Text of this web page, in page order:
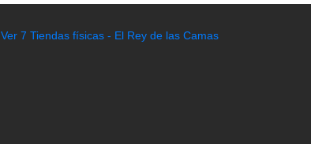
Ver 7 Tiendas físicas - El Rey de las Camas